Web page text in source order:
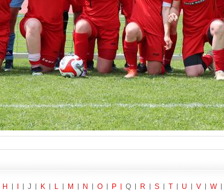
H J K L M N O P Q R S T U V W